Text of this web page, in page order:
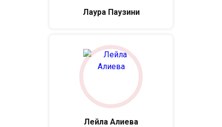
Лаура Паузини
Лейла Алиева